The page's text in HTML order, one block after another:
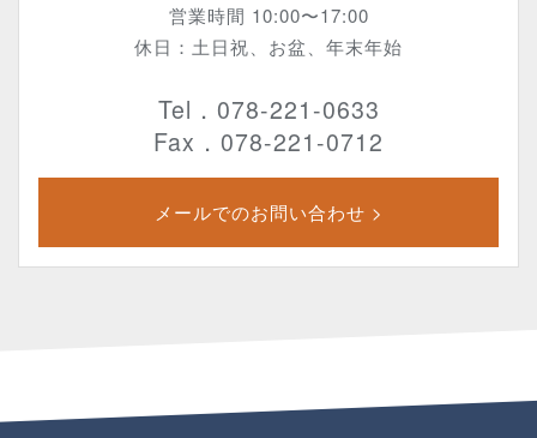
営業時間 10:00〜17:00
休日：土日祝、お盆、年末年始
Tel．078-221-0633
Fax．078-221-0712
メールでのお問い合わせ >